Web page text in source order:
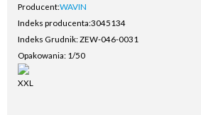
Producent:WAVIN
Indeks producenta:3045134
Indeks Grudnik: ZEW-046-0031
Opakowania: 1/50